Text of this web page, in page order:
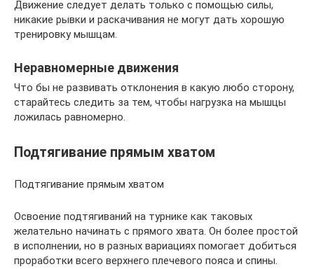
Движение следует делать только с помощью силы,
никакие рывки и раскачивания не могут дать хорошую
тренировку мышцам.
Неравномерные движения
Что бы не развивать отклонения в какую любо сторону,
старайтесь следить за тем, чтобы нагрузка на мышцы
ложилась равномерно.
Подтягивание прямым хватом
Подтягивание прямым хватом
Освоение подтягиваний на турнике как таковых
желательно начинать с прямого хвата. Он более простой
в исполнении, но в разных вариациях помогает добиться
проработки всего верхнего плечевого пояса и спины.